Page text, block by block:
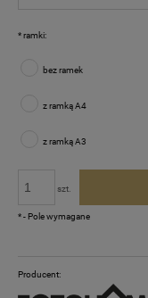
*ramki:
bez ramek
z ramką A4
z ramką A3
szt.
*- Pole wymagane
Producent: